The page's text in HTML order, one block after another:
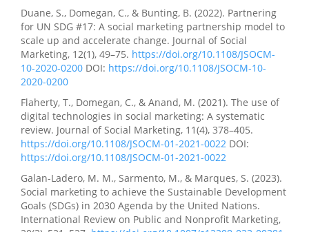
Duane, S., Domegan, C., & Bunting, B. (2022). Partnering
for UN SDG #17: A social marketing partnership model to
scale up and accelerate change. Journal of Social
Marketing, 12(1), 49–75. https://doi.org/10.1108/JSOCM-
10-2020-0200 DOI: https://doi.org/10.1108/JSOCM-10-
2020-0200
Flaherty, T., Domegan, C., & Anand, M. (2021). The use of
digital technologies in social marketing: A systematic
review. Journal of Social Marketing, 11(4), 378–405.
https://doi.org/10.1108/JSOCM-01-2021-0022 DOI:
https://doi.org/10.1108/JSOCM-01-2021-0022
Galan-Ladero, M. M., Sarmento, M., & Marques, S. (2023).
Social marketing to achieve the Sustainable Development
Goals (SDGs) in 2030 Agenda by the United Nations.
International Review on Public and Nonprofit Marketing,